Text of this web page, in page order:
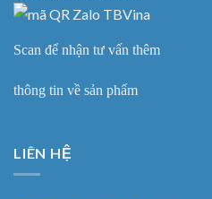
Scan để nhận tư vấn thêm
thông tin về sản phẩm
LIÊN HỆ